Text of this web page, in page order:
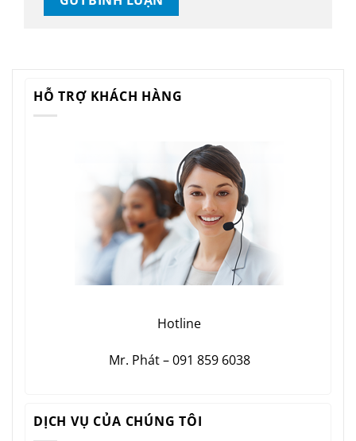
HỖ TRỢ KHÁCH HÀNG
Hotline
Mr. Phát – 091 859 6038
DỊCH VỤ CỦA CHÚNG TÔI